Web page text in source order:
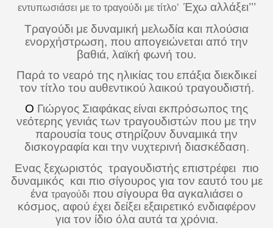
εντυπωσιάσει με το τραγούδι με τίτλο’ Έχω αλλάξει’’’
Τραγούδι με δυναμική μελωδία και πλούσια
ενορχήστρωση, που απογειώνεται από την
βαθιά, λαϊκή φωνή του.
Παρά το νεαρό της ηλικίας του επάξια διεκδικεί
τον τίτλο του αυθεντικού λαικού τραγουδιστή.
Ο Γιώργος Σιαφάκας είναι εκπρόσωπος της
νεότερης γενιάς των τραγουδιστών που με την
παρουσία τους στηρίζουν δυναμικά την
δισκογραφία και την νυχτερινή διασκέδαση.
Ενας ξεχωριστός τραγουδιστής επιστρέφει πιο
δυναμικός και πιο σίγουρος για τον εαυτό του με
ένα τραγούδι που σίγουρα θα αγκαλιάσει ο
κόσμος, αφού έχει δείξει εξαιρετικό ενδιαφέρον
για τoν ίδιo όλα αυτά τα χρόνια.